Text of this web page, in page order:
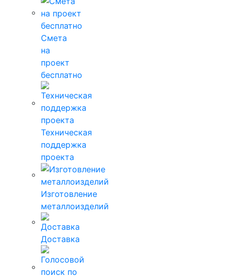
Смета
на
проект
бесплатно
Техническая
поддержка
проекта
Изготовление
металлоизделий
Доставка